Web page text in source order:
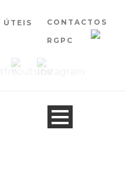
ÚTEIS CONTACTOS
RGPC